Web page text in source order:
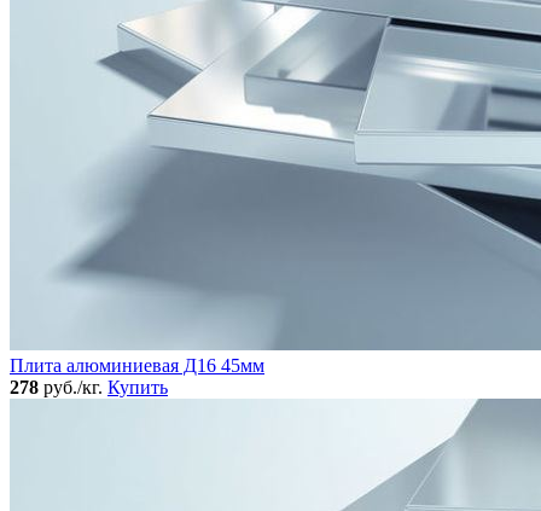
Плита алюминиевая Д16 45мм
278 руб./кг. Купить